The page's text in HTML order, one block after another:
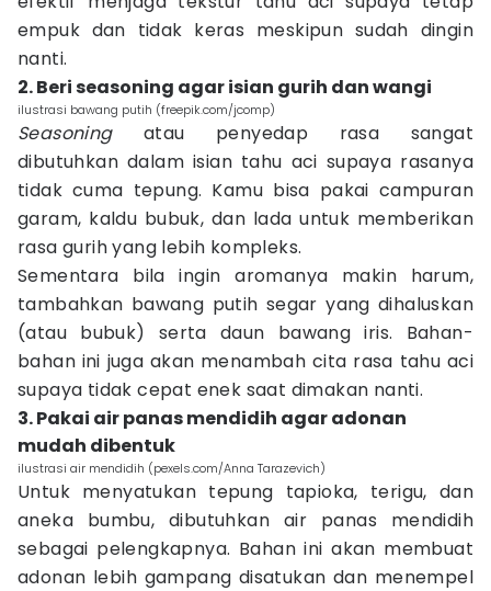
empuk dan tidak keras meskipun sudah dingin
nanti.
2. Beri seasoning agar isian gurih dan wangi
ilustrasi bawang putih (freepik.com/jcomp)
Seasoningatau penyedap rasa sangat
dibutuhkan dalam isian tahu aci supaya rasanya
tidak cuma tepung. Kamu bisa pakai campuran
garam, kaldu bubuk, dan lada untuk memberikan
rasa gurih yang lebih kompleks.
Sementara bila ingin aromanya makin harum,
tambahkan bawang putih segar yang dihaluskan
(atau bubuk) serta daun bawang iris. Bahan-
bahan ini juga akan menambah cita rasa tahu aci
supaya tidak cepat enek saat dimakan nanti.
3. Pakai air panas mendidih agar adonan
mudah dibentuk
ilustrasi air mendidih (pexels.com/Anna Tarazevich)
Untuk menyatukan tepung tapioka, terigu, dan
aneka bumbu, dibutuhkan air panas mendidih
sebagai pelengkapnya. Bahan ini akan membuat
adonan lebih gampang disatukan dan menempel